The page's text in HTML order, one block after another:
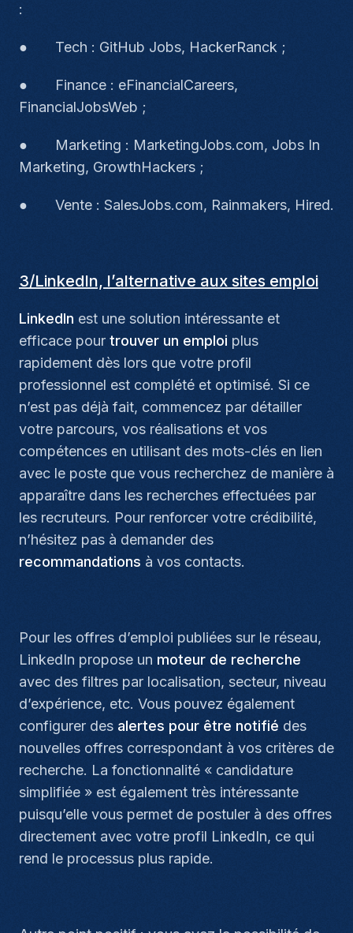
:
● Tech : GitHub Jobs, HackerRanck ;
● Finance : eFinancialCareers,
FinancialJobsWeb ;
● Marketing : MarketingJobs.com, Jobs In
Marketing, GrowthHackers ;
● Vente : SalesJobs.com, Rainmakers, Hired.
3/LinkedIn, l’alternative aux sites emploi
LinkedIn est une solution intéressante et
efficace pour trouver un emploi plus
rapidement dès lors que votre profil
professionnel est complété et optimisé. Si ce
n’est pas déjà fait, commencez par détailler
votre parcours, vos réalisations et vos
compétences en utilisant des mots-clés en lien
avec le poste que vous recherchez de manière à
apparaître dans les recherches effectuées par
les recruteurs. Pour renforcer votre crédibilité,
n’hésitez pas à demander des
recommandations à vos contacts.
Pour les offres d’emploi publiées sur le réseau,
LinkedIn propose un moteur de recherche
avec des filtres par localisation, secteur, niveau
d’expérience, etc. Vous pouvez également
configurer des alertes pour être notifié des
nouvelles offres correspondant à vos critères de
recherche. La fonctionnalité « candidature
simplifiée » est également très intéressante
puisqu’elle vous permet de postuler à des offres
directement avec votre profil LinkedIn, ce qui
rend le processus plus rapide.